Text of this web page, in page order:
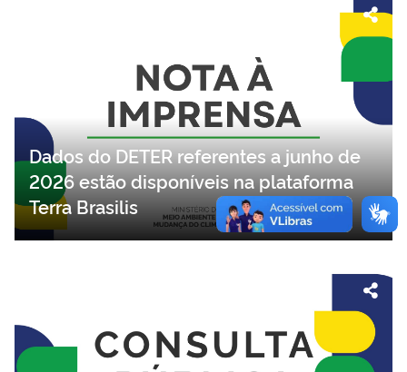
Dados do DETER referentes a junho de
2026 estão disponíveis na plataforma
Terra Brasilis